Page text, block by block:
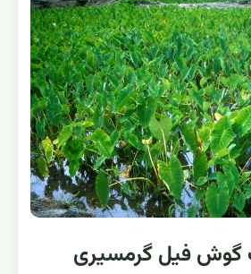
گوش فیل گرمسیری